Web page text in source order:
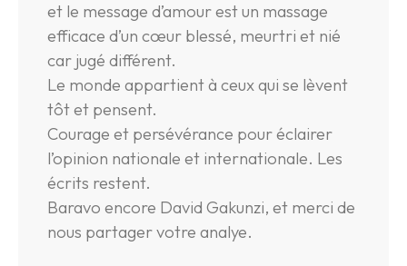
et le message d’amour est un massage
efficace d’un cœur blessé, meurtri et nié
car jugé différent.
Le monde appartient à ceux qui se lèvent
tôt et pensent.
Courage et persévérance pour éclairer
l’opinion nationale et internationale. Les
écrits restent.
Baravo encore David Gakunzi, et merci de
nous partager votre analye.